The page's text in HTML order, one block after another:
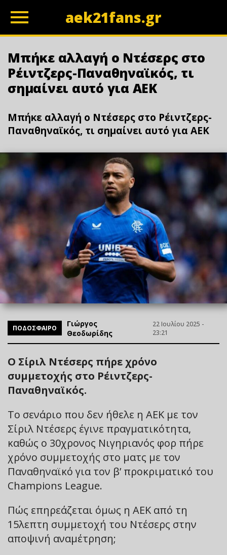
aek21fans.gr
Μπήκε αλλαγή ο Ντέσερς στο
Ρέιντζερς-Παναθηναϊκός, τι
σημαίνει αυτό για ΑΕΚ
Μπήκε αλλαγή ο Ντέσερς στο Ρέιντζερς-
Παναθηναϊκός, τι σημαίνει αυτό για ΑΕΚ
ΠΟΔΟΣΦΑΙΡΟ
Γιώργος
Θεοδωρίδης
22 Ιουλίου 2025 -
23:21
Ο Σίριλ Ντέσερς πήρε χρόνο
συμμετοχής στο Ρέιντζερς-
Παναθηναϊκός.
Το σενάριο που δεν ήθελε η ΑΕΚ με τον
Σίριλ Ντέσερς έγινε πραγματικότητα,
καθώς ο 30χρονος Νιγηριανός φορ πήρε
χρόνο συμμετοχής στο ματς με τον
Παναθηναϊκό για τον β’ προκριματικό του
Champions League.
Πώς επηρεάζεται όμως η ΑΕΚ από τη
15λεπτη συμμετοχή του Ντέσερς στην
αποψινή αναμέτρηση;